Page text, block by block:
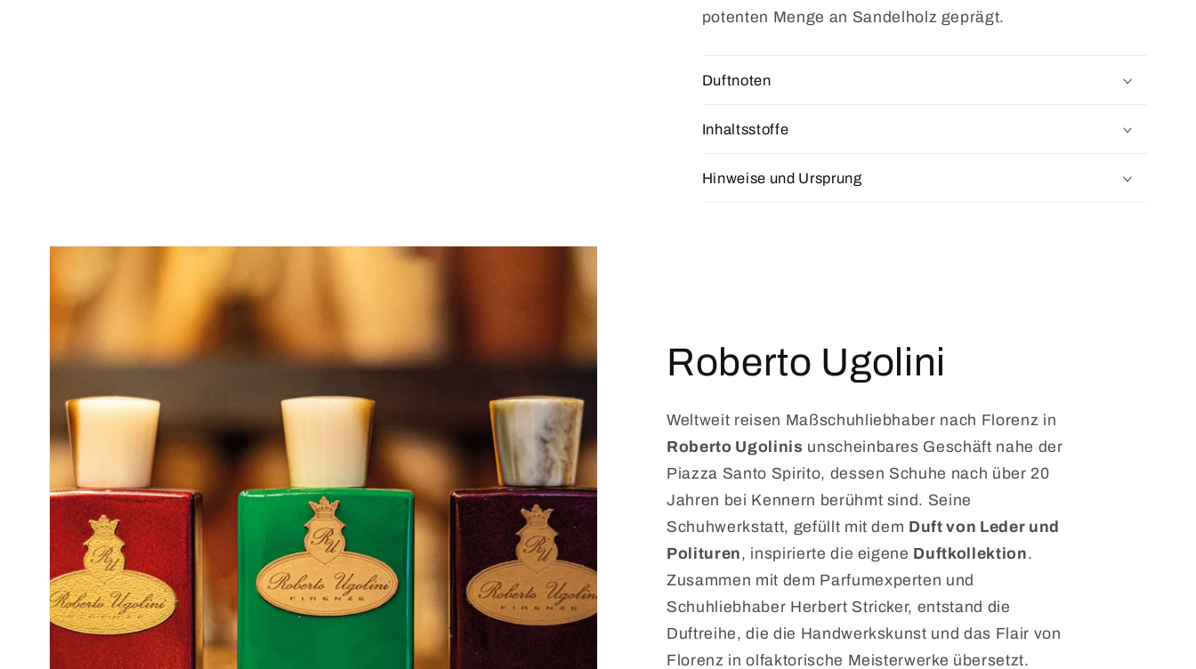
potenten Menge an Sandelholz geprägt.
Duftnoten
Inhaltsstoffe
Hinweise und Ursprung
Roberto Ugolini
Weltweit reisen Maßschuhliebhaber nach Florenz in
Roberto Ugolinis unscheinbares Geschäft nahe der
Piazza Santo Spirito, dessen Schuhe nach über 20
Jahren bei Kennern berühmt sind. Seine
Schuhwerkstatt, gefüllt mit dem Duft von Leder und
Polituren, inspirierte die eigene Duftkollektion.
Zusammen mit dem Parfumexperten und
Schuhliebhaber Herbert Stricker, entstand die
Duftreihe, die die Handwerkskunst und das Flair von
Florenz in olfaktorische Meisterwerke übersetzt.